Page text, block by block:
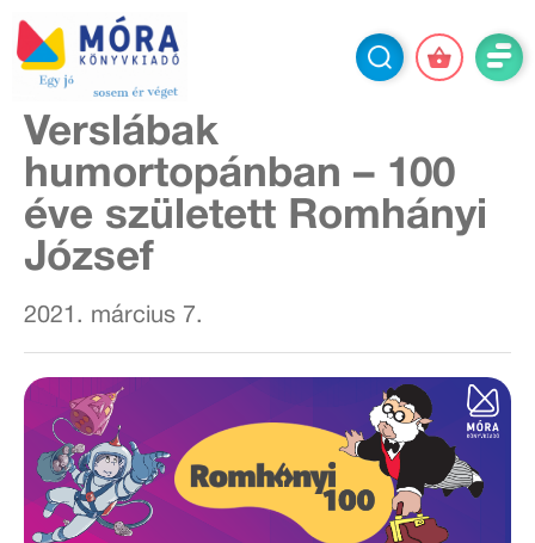
Verslábak
humortopánban – 100
éve született Romhányi
József
2021. március 7.